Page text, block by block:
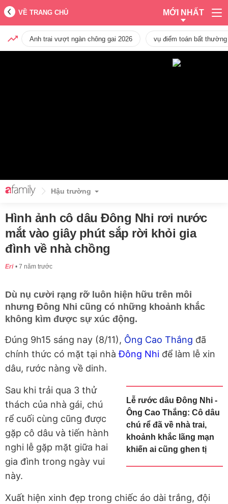
VỀ TRANG CHỦ MỚI NHẤT
Anh trai vượt ngàn chông gai 2026 vụ điểm toán bất
Hậu trường
Hình ảnh cô dâu Đông Nhi rơi nước
mắt vào giây phút sắp rời khỏi gia
đình về nhà chồng
Eri 7 năm trước
Dù nụ cười rạng rỡ luôn hiện hữu trên môi
nhưng Đông Nhi cũng có những khoảnh khắc
không kìm được sự xúc động.
Đúng 9h15 sáng nay (8/11), Ông Cao Thắng đã
chính thức có mặt tại nhàĐông Nhi để làm lễ xin
dâu, rước nàng về dinh.
Lễ rước dâu Đông Nhi -
Ông Cao Thắng: Cô dâu
chú rể đã về nhà trai,
khoảnh khắc lãng mạn
khiến ai cũng ghen tị
Sau khi trải qua 3 thử
thách của nhà gái, chú
rể cuối cùng cũng được
gặp cô dâu và tiến hành
nghi lễ gặp mặt giữa hai
gia đình trong ngày vui
này.
Xuất hiện xinh đẹp trong chiếc áo dài trắng, đội